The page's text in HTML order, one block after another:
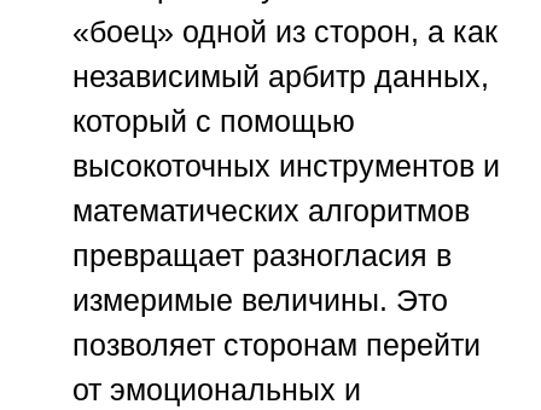
«боец» одной из сторон, а как
независимый арбитр данных,
который с помощью
высокоточных инструментов и
математических алгоритмов
превращает разногласия в
измеримые величины. Это
позволяет сторонам перейти
от эмоциональных и